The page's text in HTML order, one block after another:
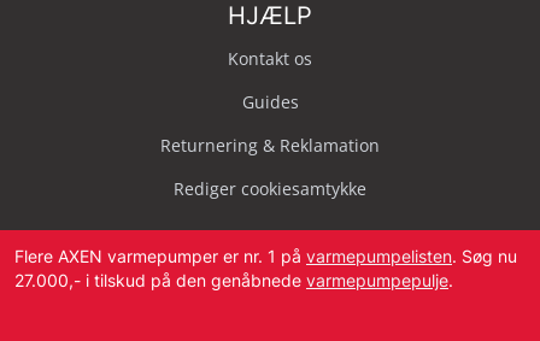
HJÆLP
Kontakt os
Guides
Returnering & Reklamation
Rediger cookiesamtykke
Flere AXEN varmepumper er nr. 1 på varmepumpelisten. Søg nu
27.000,- i tilskud på den genåbnede varmepumpepulje.